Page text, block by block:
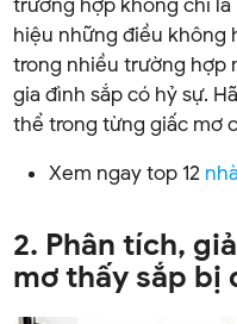
hiệu những điều không
trong nhiều trường hợp
gia đình sắp có hỷ sự.
thể trong từng giấc mơ
Xem ngay top 12
2. Phân tích,
mơ thấy sắp bị